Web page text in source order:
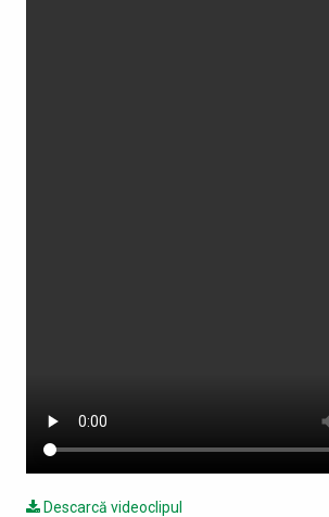
Descarcă videoclipul